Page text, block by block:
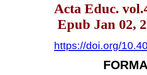
Acta Educ.
Epub Jan 02,
https://doi.org/